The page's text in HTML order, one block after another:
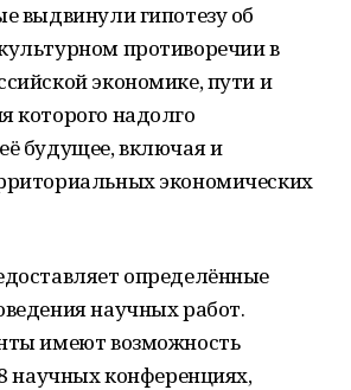
выдвинули гипотезу об
противоречии в
экономике, пути и
которого надолго
будущее, включая и
экономических
определённые
научных работ.
имеют возможность
научных конференциях,